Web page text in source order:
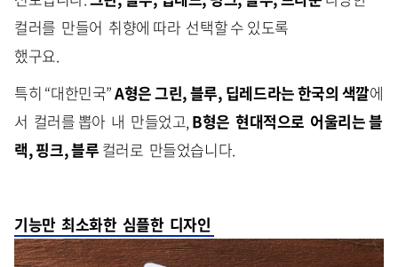
컬러를 만들어 취향에 따라 선택할 수 있도록
했구요.
특히 “대한민국”A형은 그린, 블루, 딥레드라는 한국의 색깔에
서 컬러를 뽑아 내 만들었고, B형은 현대적으로 어울리는 블
랙, 핑크, 블루 컬러로 만들었습니다.
기능만 최소화한 심플한 디자인